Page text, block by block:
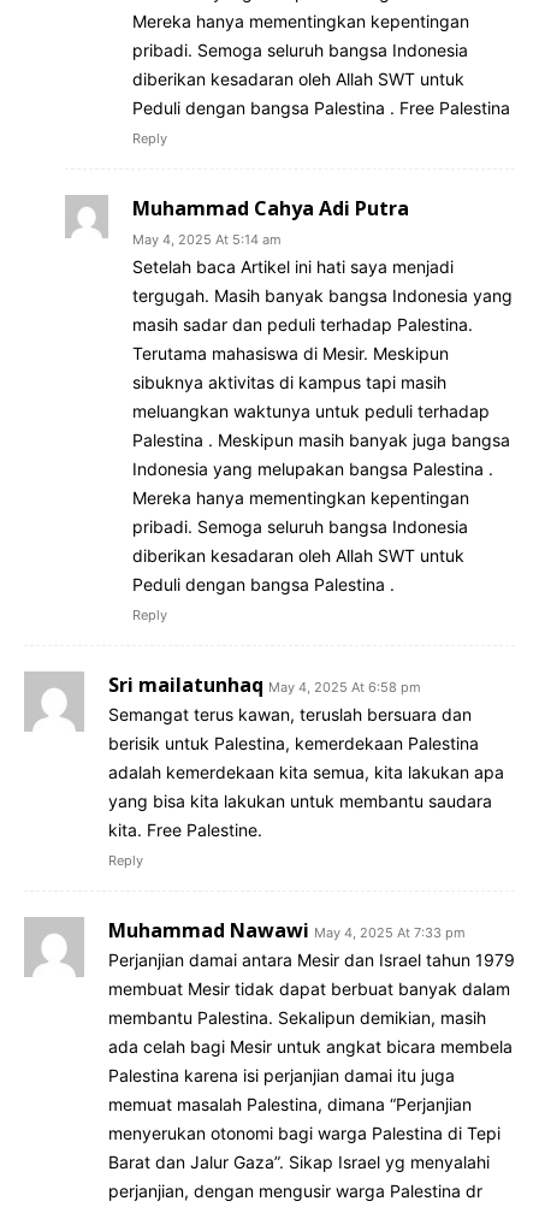
Mereka hanya mementingkan kepentingan
pribadi. Semoga seluruh bangsa Indonesia
diberikan kesadaran oleh Allah SWT untuk
Peduli dengan bangsa Palestina . Free Palestina
Reply
Muhammad Cahya Adi Putra
May 4, 2025 At 5:14 am
Setelah baca Artikel ini hati saya menjadi
tergugah. Masih banyak bangsa Indonesia yang
masih sadar dan peduli terhadap Palestina.
Terutama mahasiswa di Mesir. Meskipun
sibuknya aktivitas di kampus tapi masih
meluangkan waktunya untuk peduli terhadap
Palestina . Meskipun masih banyak juga bangsa
Indonesia yang melupakan bangsa Palestina .
Mereka hanya mementingkan kepentingan
pribadi. Semoga seluruh bangsa Indonesia
diberikan kesadaran oleh Allah SWT untuk
Peduli dengan bangsa Palestina .
Reply
Sri mailatunhaq May 4, 2025 At 6:58 pm
Semangat terus kawan, teruslah bersuara dan
berisik untuk Palestina, kemerdekaan Palestina
adalah kemerdekaan kita semua, kita lakukan apa
yang bisa kita lakukan untuk membantu saudara
kita. Free Palestine.
Reply
Muhammad Nawawi May 4, 2025 At 7:33 pm
Perjanjian damai antara Mesir dan Israel tahun 1979
membuat Mesir tidak dapat berbuat banyak dalam
membantu Palestina. Sekalipun demikian, masih
ada celah bagi Mesir untuk angkat bicara membela
Palestina karena isi perjanjian damai itu juga
memuat masalah Palestina, dimana “Perjanjian
menyerukan otonomi bagi warga Palestina di Tepi
Barat dan Jalur Gaza”. Sikap Israel yg menyalahi
perjanjian, dengan mengusir warga Palestina dr